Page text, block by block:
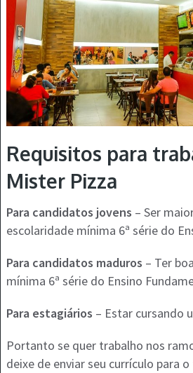
Requisitos para
Mister Pizza
Para candidatos jovens – Ser
escolaridade mínima 6ª série do
Para candidatos maduros – Ter
mínima 6ª série do Ensino
Para estagiários – Estar cursando
Portanto se quer trabalho nos
deixe de enviar seu currículo para